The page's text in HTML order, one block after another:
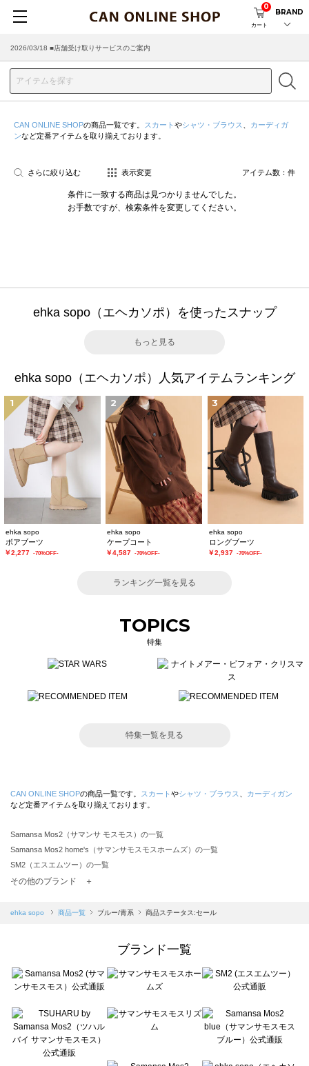
カート
0
BRAND
2026/03/18 ■店舗受け取りサービスのご案内
CAN ONLINE SHOPの商品一覧です。 スカート やシャツ・ブラウス
カーディガ
ンなど定番アイテムを取り揃えております。
さらに絞り込む 表示変更 アイテム数： 件
条件に一致する商品は見つかりませんでした。
お手数ですが、検索条件を変更してください。
ehka sopo（エヘカソポ）を使ったスナップ
もっと見る
ehka sopo（エヘカソポ）人気アイテムランキング
1
ehka sopo
ボアブーツ
￥2,277 -70%OFF-
2
ehka sopo
ケープコート
￥4,587 -70%OFF-
3
ehka sopo
ロングブーツ
￥2,937 -70%OFF-
ランキング一覧を見る
TOPICS
特集
特集一覧を見る
CAN ONLINE SHOPの商品一覧です。 スカート やシャツ・ブラウス
カーディガン
など定番アイテムを取り揃えております。
Samansa Mos2（サマンサ モスモス）の一覧
Samansa Mos2 home's（サマンサモスモスホームズ）の一覧
SM2（エスエムツー）の一覧
TSUHARU by Samansa Mos2（ツハルバイサマンサモスモス）の一覧
Samansa Mos2 blue（サマンサモスモス ブルー）の一覧
Te chichi（テチチ）の一覧
Te chichi CLASSIC（テチチ クラシック）の一覧
Lugnoncure（ルノンキュール）の一覧
BETTY'S BLUE（べティーズブルー）の一覧
Wpc.（ワールドパーティー）の一覧
その他のブランド ＋
ehka sopo 商品一覧 ブルー/青系 商品ステータス:セール
ブランド一覧